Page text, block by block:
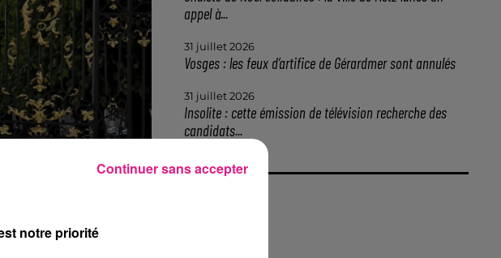
appel à...
31 juillet 2026
Vosges : les feux d’artifice de Gérardmer sont annulés
31 juillet 2026
Insolite : cette émission de télévision recherche des
candidats...
notre priorité
Continuer sans accepter